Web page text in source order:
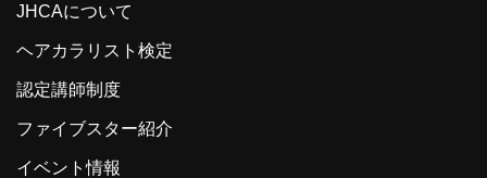
JHCAについて
ヘアカラリスト検定
認定講師制度
ファイブスター紹介
イベント情報